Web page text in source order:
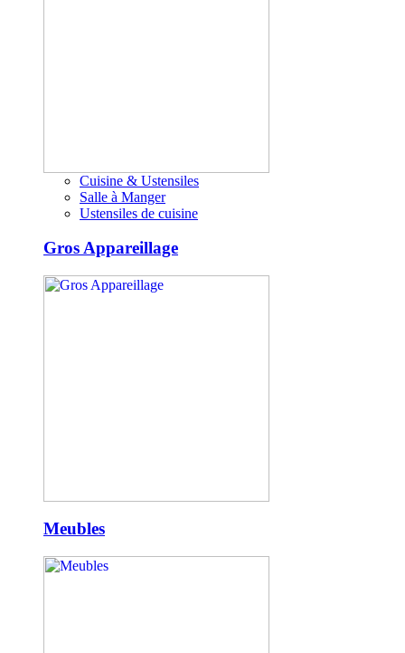
Cuisine & Ustensiles
Salle à Manger
Ustensiles de cuisine
Gros Appareillage
Meubles